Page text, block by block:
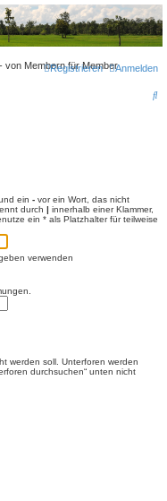
von Membern für MemberAnmelden
Registrieren
S
ein - vor ein Wort, das nicht
durch
innerhalb einer Klammer,
ein * als Platzhalter für teilweise
verwenden
werden soll. Unterforen werden
durchsuchen“ unten nicht